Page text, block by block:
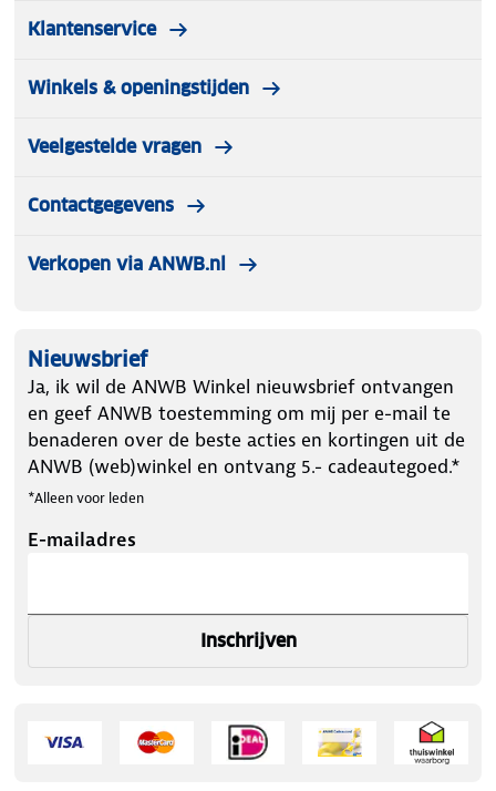
Klantenservice
Winkels & openingstijden
Veelgestelde vragen
Contactgegevens
Verkopen via ANWB.nl
Nieuwsbrief
Ja, ik wil de ANWB Winkel nieuwsbrief ontvangen
en geef ANWB toestemming om mij per e-mail te
benaderen over de beste acties en kortingen uit de
ANWB (web)winkel en ontvang 5.- cadeautegoed.*
*Alleen voor leden
E-mailadres
Inschrijven